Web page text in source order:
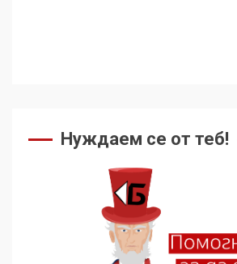
Нуждаем се от теб!